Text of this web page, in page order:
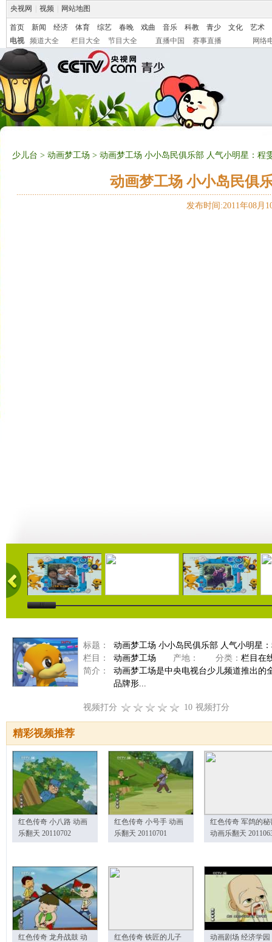
央视网 视频 网站地图
首页 新闻 经济 体育 综艺 春晚 戏曲 音乐 科教 青少 文化
艺术
电视
频道大全 栏目大全 节目大全 直播中国 赛事直播 网络
少儿台 > 动画梦工场 > 动画梦工场 小小岛民俱乐部 人气小明星：程
动画梦工场 小小岛民俱
发布时间:2011年08月
02:44 02:50 02:48
标题：
动画梦工场 小小岛民俱乐部 人气小明星：
栏目：
动画梦工场 产地： 分类： 栏目在
简介：
动画梦工场是中央电视台少儿频道推出的
品牌形...
视频打分 10 视频打分
精彩视频推荐
红色传奇 小八路 动画
乐翻天 20110702
红色传奇 小号手 动画
乐翻天 20110701
红色传奇 军鸽的秘
动画乐翻天
红色传奇 龙舟战鼓 动
红色传奇 铁匠的儿子
动画剧场 经济学园